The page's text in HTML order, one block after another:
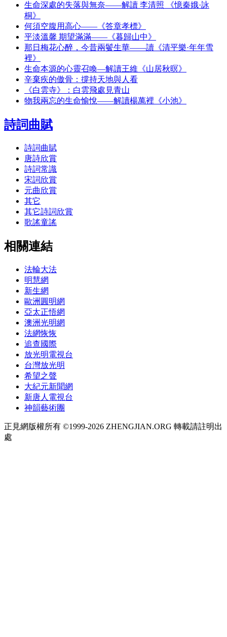
生命深處的失落與無奈——解讀 李清照 《憶秦娥·詠
桐》
何須空腹用高心——《答章孝標》
平淡溫馨 期望滿滿——《暮歸山中》
那日梅花心醉，今昔兩鬢生華——讀《清平樂·年年雪
裡》
生命本源的心靈召喚—解讀王維《山居秋暝》
辛棄疾的傲骨：撐持天地與人看
《白雲寺》：白雲飛處見青山
物我兩忘的生命愉悅——解讀楊萬裡《小池》
詩詞曲賦
詩詞曲賦
唐詩欣賞
詩詞常識
宋詞欣賞
元曲欣賞
其它
其它詩詞欣賞
歌謠童謠
相關連結
法輪大法
明慧網
新生網
歐洲圓明網
亞太正悟網
澳洲光明網
法網恢恢
追查國際
放光明電視台
台灣放光明
希望之聲
大紀元新聞網
新唐人電視台
神韻藝術團
正見網版權所有 ©1999-2026 ZHENGJIAN.ORG 轉載請註明出
處